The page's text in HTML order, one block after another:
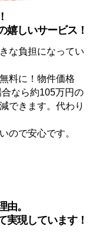
嬉しいサービス！
な負担になってい
料に！物件価格
なら約105万円の
できます。代わり
ので安心です。
由。
実現しています！